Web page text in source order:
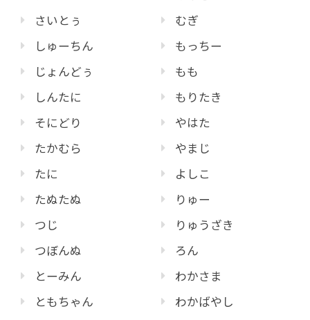
さいとぅ
しゅーちん
じょんどぅ
しんたに
そにどり
たかむら
たに
たぬたぬ
つじ
つぼんぬ
とーみん
ともちゃん
むぎ
もっちー
もも
もりたき
やはた
やまじ
よしこ
りゅー
りゅうざき
ろん
わかさま
わかばやし